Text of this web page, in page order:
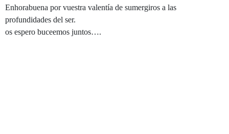
Enhorabuena por vuestra valentía de sumergiros a las
profundidades del ser.
os espero buceemos juntos….